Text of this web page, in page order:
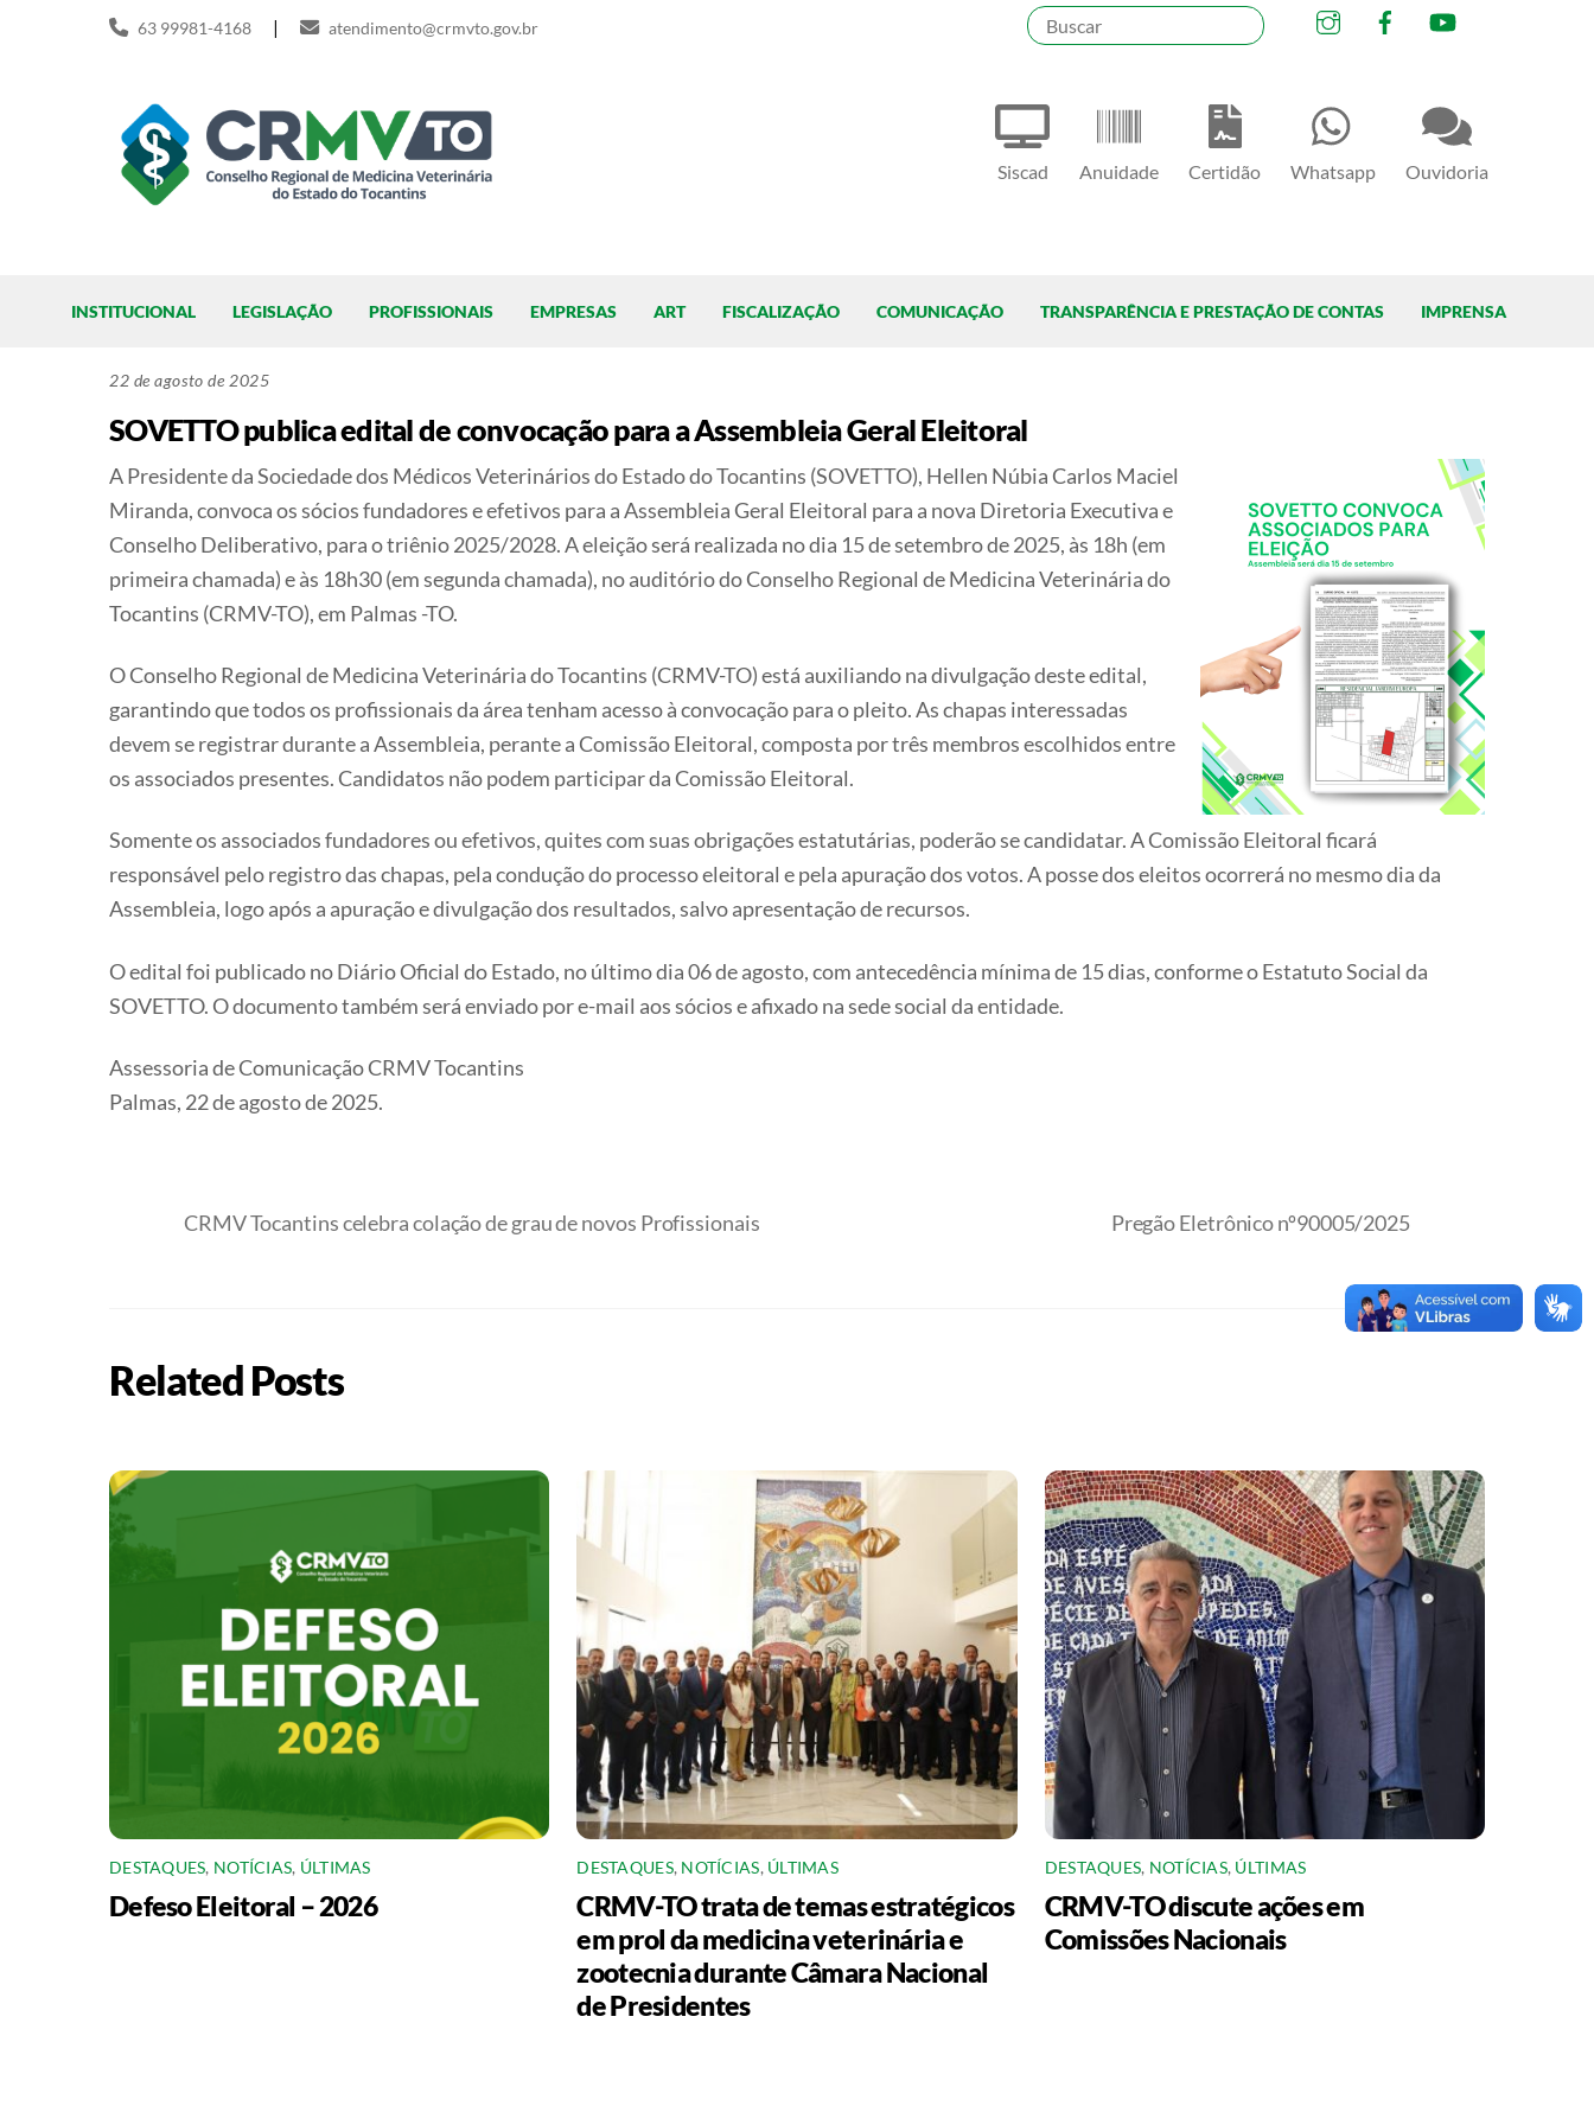
Siscad Anuidade Certidão Whatsapp Ouvidoria
InstagramFacebook
63 99981-4168 | atendimento@crmvto.gov.br
INSTITUCIONAL LEGISLAÇÃO PROFISSIONAIS EMPRESAS ART FISCALIZAÇÃO COMUNICAÇÃO TRANSPARÊNCIA E PRESTAÇÃO DE CONTAS IMPRENSA
22 de agosto de 2025
SOVETTO publica edital de convocação para a Assembleia Geral Eleitoral
A Presidente da Sociedade dos Médicos Veterinários do Estado do Tocantins (SOVETTO), Hellen Núbia Carlos Maciel
Miranda, convoca os sócios fundadores e efetivos para a Assembleia Geral Eleitoral para a nova Diretoria Executiva e
Conselho Deliberativo, para o triênio 2025/2028. A eleição será realizada no dia 15 de setembro de 2025, às 18h (em
primeira chamada) e às 18h30 (em segunda chamada), no auditório do Conselho Regional de Medicina Veterinária do
Tocantins (CRMV-TO), em Palmas -TO.
O Conselho Regional de Medicina Veterinária do Tocantins (CRMV-TO) está auxiliando na divulgação deste edital,
garantindo que todos os profissionais da área tenham acesso à convocação para o pleito. As chapas interessadas
devem se registrar durante a Assembleia, perante a Comissão Eleitoral, composta por três membros escolhidos entre
os associados presentes. Candidatos não podem participar da Comissão Eleitoral.
Somente os associados fundadores ou efetivos, quites com suas obrigações estatutárias, poderão se candidatar. A Comissão Eleitoral ficará
responsável pelo registro das chapas, pela condução do processo eleitoral e pela apuração dos votos. A posse dos eleitos ocorrerá no mesmo dia da
Assembleia, logo após a apuração e divulgação dos resultados, salvo apresentação de recursos.
O edital foi publicado no Diário Oficial do Estado, no último dia 06 de agosto, com antecedência mínima de 15 dias, conforme o Estatuto Social da
SOVETTO. O documento também será enviado por e-mail aos sócios e afixado na sede social da entidade.
Assessoria de Comunicação CRMV Tocantins
Palmas, 22 de agosto de 2025.
CRMV Tocantins celebra colação de grau de novos Profissionais Pregão Eletrônico nº90005/2025
Related Posts
DESTAQUES, NOTÍCIAS, ÚLTIMAS
Defeso Eleitoral – 2026
DESTAQUES, NOTÍCIAS, ÚLTIMAS
CRMV-TO trata de temas estratégicos
em prol da medicina veterinária e
zootecnia durante Câmara Nacional
de Presidentes
DESTAQUES, NOTÍCIAS, ÚLTIMAS
CRMV-TO discute ações em
Comissões Nacionais